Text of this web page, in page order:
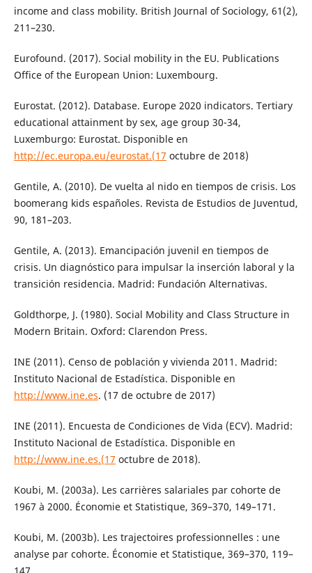
income and class mobility. British Journal of Sociology, 61(2),
211–230.
Eurofound. (2017). Social mobility in the EU. Publications
Office of the European Union: Luxembourg.
Eurostat. (2012). Database. Europe 2020 indicators. Tertiary
educational attainment by sex, age group 30-34,
Luxemburgo: Eurostat. Disponible en
http://ec.europa.eu/eurostat.(17 octubre de 2018)
Gentile, A. (2010). De vuelta al nido en tiempos de crisis. Los
boomerang kids españoles. Revista de Estudios de Juventud,
90, 181–203.
Gentile, A. (2013). Emancipación juvenil en tiempos de
crisis. Un diagnóstico para impulsar la inserción laboral y la
transición residencia. Madrid: Fundación Alternativas.
Goldthorpe, J. (1980). Social Mobility and Class Structure in
Modern Britain. Oxford: Clarendon Press.
INE (2011). Censo de población y vivienda 2011. Madrid:
Instituto Nacional de Estadística. Disponible en
http://www.ine.es. (17 de octubre de 2017)
INE (2011). Encuesta de Condiciones de Vida (ECV). Madrid:
Instituto Nacional de Estadística. Disponible en
http://www.ine.es.(17 octubre de 2018).
Koubi, M. (2003a). Les carrières salariales par cohorte de
1967 à 2000. Économie et Statistique, 369–370, 149–171.
Koubi, M. (2003b). Les trajectoires professionnelles : une
analyse par cohorte. Économie et Statistique, 369–370, 119–
147.